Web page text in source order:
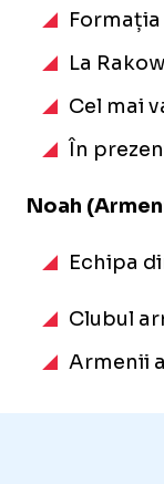
La
Cel mai
În
Noah
Echipa
Clubul
Armenii